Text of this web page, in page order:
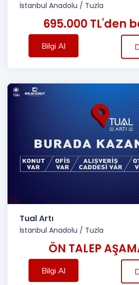
İstanbul Anadolu / Tuzla
695.000 TL'den
Bilgi Al
Tual Artı
İstanbul Anadolu / Tuzla
ÖN TALEP
Bilgi Al